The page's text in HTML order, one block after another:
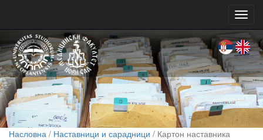
Насловна / Наставници и сарадници / Картон наставника